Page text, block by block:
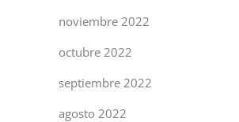
noviembre 2022
octubre 2022
septiembre 2022
agosto 2022